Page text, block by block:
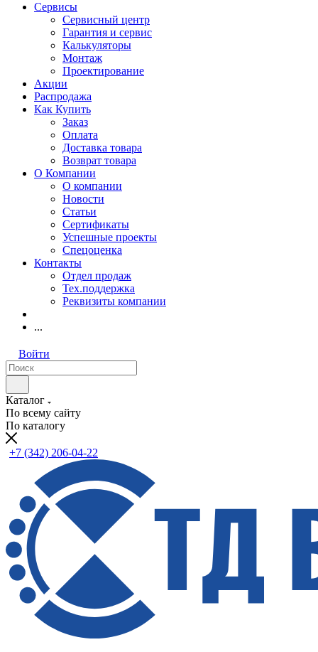
Сервисы
Сервисный центр
Гарантия и сервис
Калькуляторы
Монтаж
Проектирование
Акции
Распродажа
Как Купить
Заказ
Оплата
Доставка товара
Возврат товара
О Компании
О компании
Новости
Статьи
Сертификаты
Успешные проекты
Спецоценка
Контакты
Отдел продаж
Тех.поддержка
Реквизиты компании
...
Войти
Каталог
По всему сайту
По каталогу
+7 (342) 206-04-22